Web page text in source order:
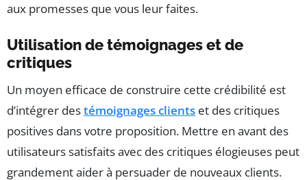
aux promesses que vous leur faites.
Utilisation de témoignages et de
critiques
Un moyen efficace de construire cette crédibilité est
d’intégrer destémoignages clients et des critiques
positives dans votre proposition. Mettre en avant des
utilisateurs satisfaits avec des critiques élogieuses peut
grandement aider à persuader de nouveaux clients.